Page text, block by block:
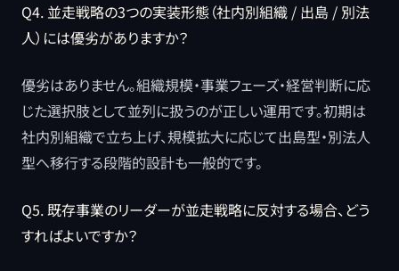
Q4. 並走戦略の3つの実装形態（社内別組織 / 出島 / 別法
人）には優劣がありますか？
優劣はありません。組織規模・事業フェーズ・経営判断に応
じた選択肢として並列に扱うのが正しい運用です。初期は
社内別組織で立ち上げ、規模拡大に応じて出島型・別法人
型へ移行する段階的設計も一般的です。
Q5. 既存事業のリーダーが並走戦略に反対する場合、どう
すればよいですか？